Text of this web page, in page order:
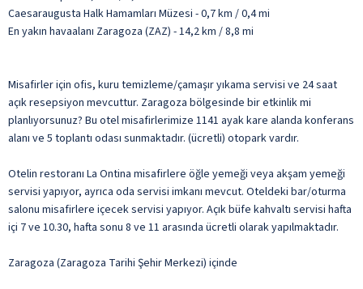
Caesaraugusta Halk Hamamları Müzesi - 0,7 km / 0,4 mi
En yakın havaalanı Zaragoza (ZAZ) - 14,2 km / 8,8 mi
Misafirler için ofis, kuru temizleme/çamaşır yıkama servisi ve 24 saat
açık resepsiyon mevcuttur. Zaragoza bölgesinde bir etkinlik mi
planlıyorsunuz? Bu otel misafirlerimize 1141 ayak kare alanda konferans
alanı ve 5 toplantı odası sunmaktadır. (ücretli) otopark vardır.
Otelin restoranı La Ontina misafirlere öğle yemeği veya akşam yemeği
servisi yapıyor, ayrıca oda servisi imkanı mevcut. Oteldeki bar/oturma
salonu misafirlere içecek servisi yapıyor. Açık büfe kahvaltı servisi hafta
içi 7 ve 10.30, hafta sonu 8 ve 11 arasında ücretli olarak yapılmaktadır.
Zaragoza (Zaragoza Tarihi Şehir Merkezi) içinde